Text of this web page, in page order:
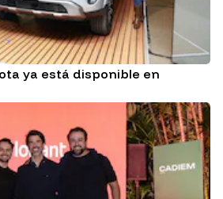
ya está disponible en